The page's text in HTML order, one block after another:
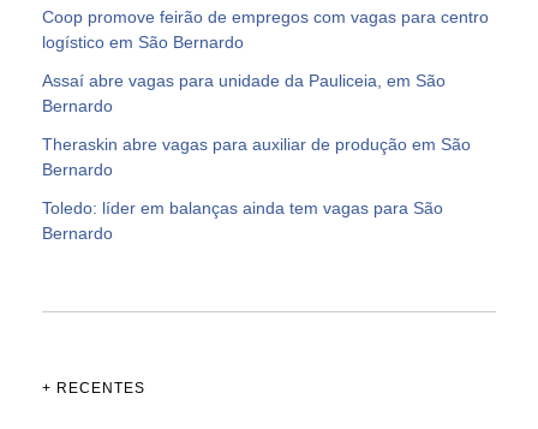
Coop promove feirão de empregos com vagas para centro
logístico em São Bernardo
Assaí abre vagas para unidade da Pauliceia, em São
Bernardo
Theraskin abre vagas para auxiliar de produção em São
Bernardo
Toledo: líder em balanças ainda tem vagas para São
Bernardo
+ RECENTES